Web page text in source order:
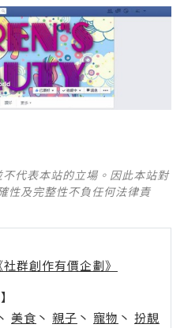
代表本站的立場。因此本站對
性及完整性不負任何法律責
群創作有價企劃》
美食 丶 親子 丶 寵物 丶 扮靚